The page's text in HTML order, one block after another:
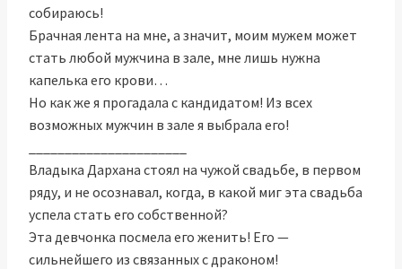
собираюсь!
Брачная лента на мне, а значит, моим мужем может
стать любой мужчина в зале, мне лишь нужна
капелька его крови…
Но как же я прогадала с кандидатом! Из всех
возможных мужчин в зале я выбрала его!
Владыка Дархана стоял на чужой свадьбе, в первом
ряду, и не осознавал, когда, в какой миг эта свадьба
успела стать его собственной?
Эта девчонка посмела его женить! Его —
сильнейшего из связанных с драконом!